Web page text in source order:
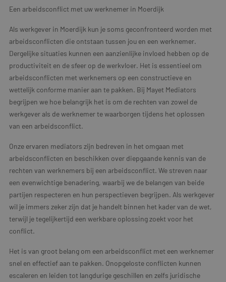
Een arbeidsconflict met uw werknemer in Moerdijk
Als werkgever in Moerdijk kun je soms geconfronteerd worden met
arbeidsconflicten die ontstaan tussen jou en een werknemer.
Dergelijke situaties kunnen een aanzienlijke invloed hebben op de
productiviteit en de sfeer op de werkvloer. Het is essentieel om
arbeidsconflicten met werknemers op een constructieve en
wettelijk conforme manier aan te pakken. Bij Mayet Mediators
begrijpen we hoe belangrijk het is om de rechten van zowel de
werkgever als de werknemer te waarborgen tijdens het oplossen
van een arbeidsconflict.
Onze ervaren mediators zijn bedreven in het omgaan met
arbeidsconflicten en beschikken over diepgaande kennis van de
rechten van werknemers bij een arbeidsconflict. We streven naar
een evenwichtige benadering, waarbij we de belangen van beide
partijen respecteren en hun perspectieven begrijpen. Als werkgever
wil je immers zeker zijn dat je handelt binnen het kader van de wet,
terwijl je tegelijkertijd een werkbare oplossing zoekt voor het
conflict.
Het is van groot belang om een arbeidsconflict met een werknemer
snel en effectief aan te pakken. Onopgeloste conflicten kunnen
escaleren en leiden tot langdurige geschillen en zelfs juridische